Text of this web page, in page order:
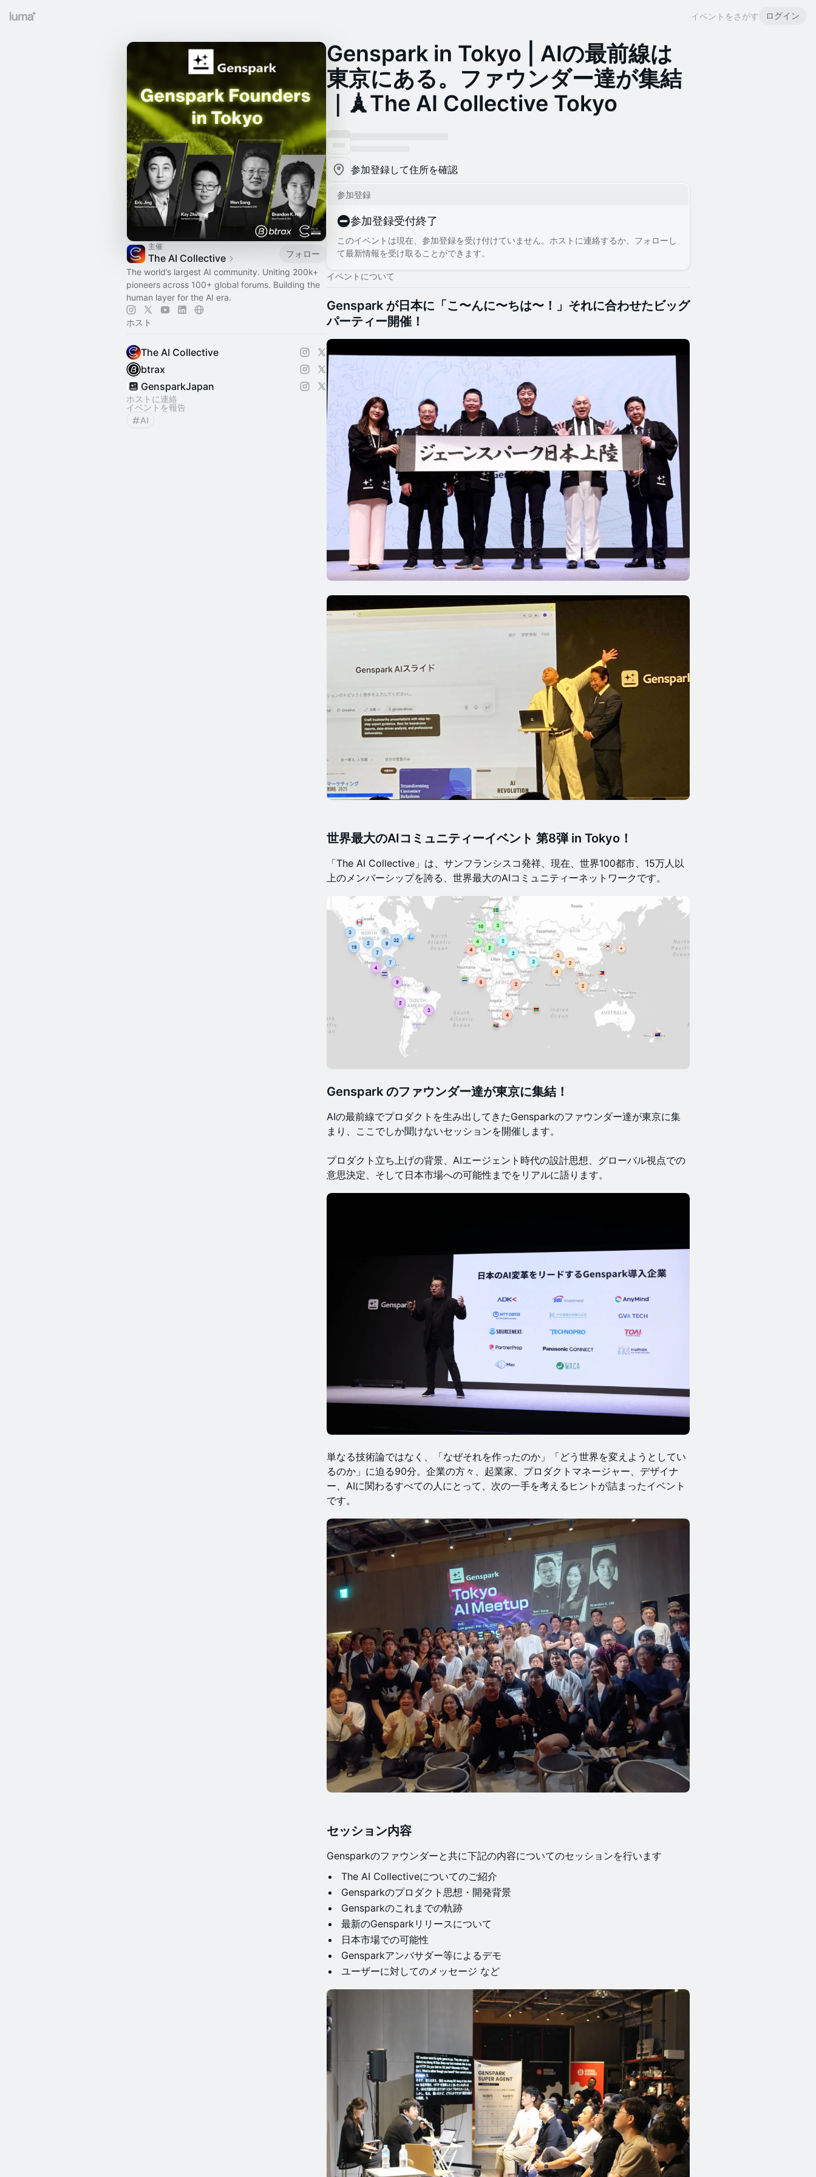
イベントをさがす ログイン
主催
The AI Collective
フォロー
The world’s largest AI community. Uniting 200k+
pioneers across 100+ global forums. Building the
human layer for the AI era.
ホスト
The AI Collective
btrax
GensparkJapan
ホストに連絡
イベントを報告
AI
Genspark in Tokyo | AIの最前線は
東京にある。ファウンダー達が集結
｜🗼The AI Collective Tokyo
参加登録して住所を確認
参加登録
参加登録受付終了
このイベントは現在、参加登録を受け付けていません。ホストに連絡するか、フォローし
て最新情報を受け取ることができます。
イベントについて
Genspark が日本に「こ〜んに〜ちは〜！」それに合わせたビッグ
パーティー開催！
世界最大のAIコミュニティーイベント 第8弾 in Tokyo！
​「The AI Collective」は、サンフランシスコ発祥、現在、世界100都市、15万人以
上のメンバーシップを誇る、世界最大のAIコミュニティーネットワークです。
Genspark のファウンダー達が東京に集結！
AIの最前線でプロダクトを生み出してきたGensparkのファウンダー達が東京に集
まり、ここでしか聞けないセッションを開催します。
プロダクト立ち上げの背景、AIエージェント時代の設計思想、グローバル視点での
意思決定、そして日本市場への可能性までをリアルに語ります。
単なる技術論ではなく、「なぜそれを作ったのか」「どう世界を変えようとしてい
るのか」に迫る90分。企業の方々、起業家、プロダクトマネージャー、デザイナ
ー、AIに関わるすべての人にとって、次の一手を考えるヒントが詰まったイベント
です。
セッション内容
Gensparkのファウンダーと共に下記の内容についてのセッションを行います
The AI Collectiveについてのご紹介
Gensparkのプロダクト思想・開発背景
Gensparkのこれまでの軌跡
最新のGensparkリリースについて
日本市場での可能性
Gensparkアンバサダー等によるデモ
ユーザーに対してのメッセージ など